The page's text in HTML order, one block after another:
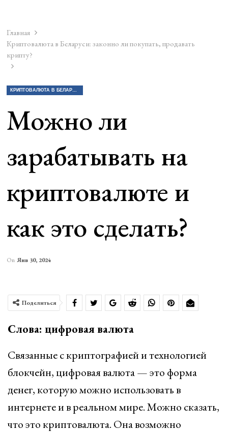
Главная
Криптовалюта в Беларуси: законно ли покупать, продавать
крипту?
КРИПТОВАЛЮТА В БЕЛАРУСИ: ЗАКОННО ЛИ ПОКУПАТЬ, ПРОДАВАТЬ КРИПТУ?
Можно ли
зарабатывать на
криптовалюте и
как это сделать?
On Янв 30, 2024
Поделиться
Слова: цифровая валюта
Связанные с криптографией и технологией
блокчейн, цифровая валюта — это форма
денег, которую можно использовать в
интернете и в реальном мире. Можно сказать,
что это криптовалюта. Она возможно